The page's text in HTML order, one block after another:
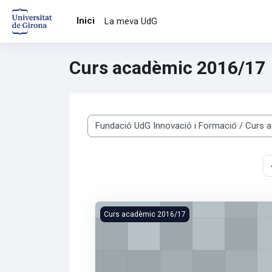
Ves al contingut principal
Inici
La meva UdG
Curs acadèmic 2016/17
Categories de cursos
- Proceso Judicial y Seguridad Jurídica
Curs acadèmic 2016/17